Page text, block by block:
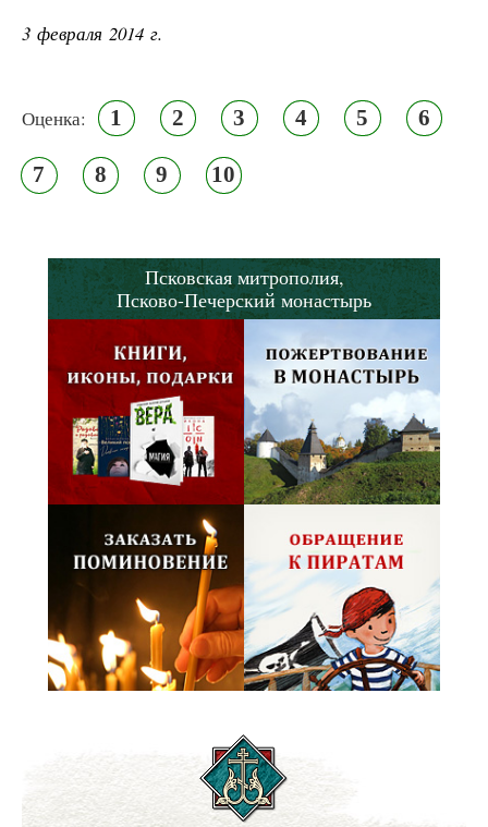
3 февраля 2014 г.
Оценка: 1 2 3 4 5 6
7 8 9 10
Псковская митрополия,
Псково-Печерский монастырь